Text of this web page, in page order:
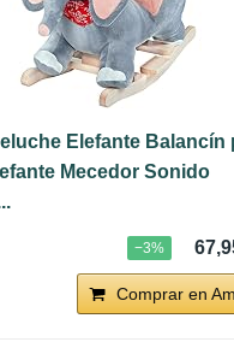
Elefante Balancín
Mecedor Sonido
−3%
Comprar en